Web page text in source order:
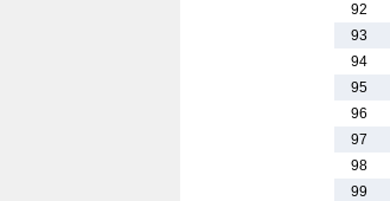
92
93
94
95
96
97
98
99